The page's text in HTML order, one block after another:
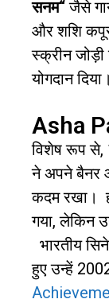
सनम“ जैसे
और शशि
स्क्रीन
योगदान दिया।
Asha
विशेष रूप से,
ने अपने बैनर
कदम रखा।
गया,लेकिन
भारतीय
हुए उन्हें